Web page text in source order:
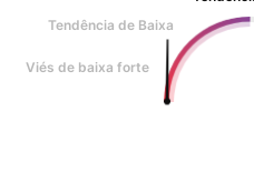
Tendência de Baixa
Viés de baixa forte